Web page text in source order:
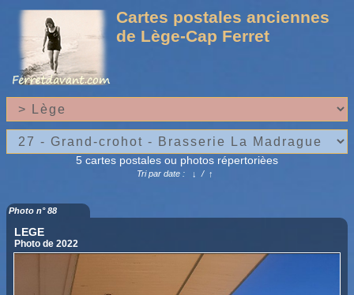
Cartes postales anciennes
de Lège-Cap Ferret
5 cartes postales ou photos répertorièes
Tri par date : ↓ /↑
Photo n° 88
LEGE
Photo de 2022